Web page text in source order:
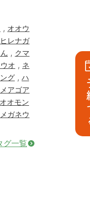
, オオウ
ヒレナガ
, クマ
オ , ネ
グ , ハ
アゴア
オオモン
メガネウ
グ一覧